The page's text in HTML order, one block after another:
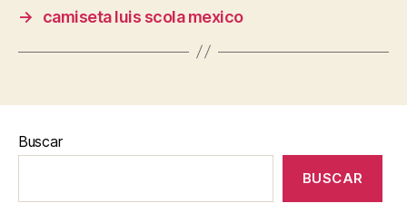
→
camiseta luis scola mexico
Buscar
BUSCAR